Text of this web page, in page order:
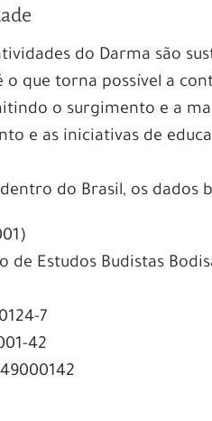
do Darma são
o que torna possível a
o surgimento e a
e as iniciativas de
do Brasil, os dados
de Estudos Budistas
7
42